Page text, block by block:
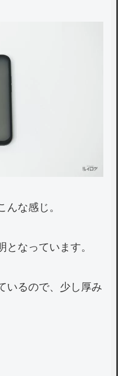
な感じ。
なっています。
いるので、少し厚み